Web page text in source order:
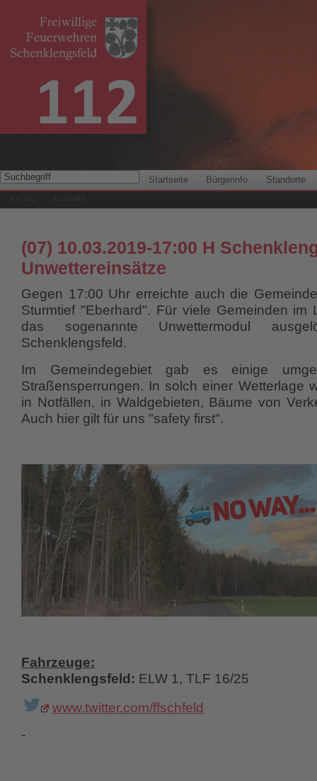
Startseite Bürgerinfo
Standorte
(07) 10.03.2019-17:00 H
Unwettereinsätze
Gegen 17:00 Uhr erreichte auch die
Sturmtief "Eberhard". Für viele Gemeinden im
das sogenannte Unwettermodul
Schenklengsfeld.
Im Gemeindegebiet gab es einige
Straßensperrungen. In solch einer Wetterlage
in Notfällen, in Waldgebieten, Bäume von
Auch hier gilt für uns "safety first".
Fahrzeuge:
Schenklengsfeld: ELW 1, TLF 16/25
www.twitter.com/ffschfeld
-